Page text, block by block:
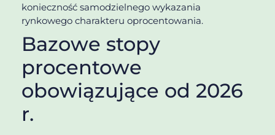
konieczność samodzielnego wykazania
rynkowego charakteru oprocentowania.
Bazowe stopy
procentowe
obowiązujące od 2026
r.